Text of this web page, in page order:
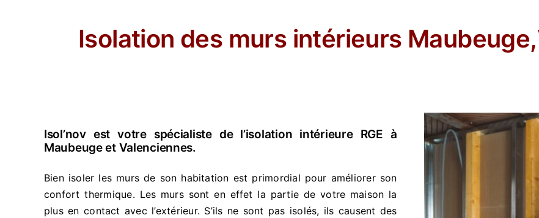
Isolation des murs intérieurs
Isol’nov est votre spécialiste de l’isolation intérieure RGE à
Maubeuge et Valenciennes.
Bien isoler les murs de son habitation est primordial pour améliorer son
confort thermique. Les murs sont en effet la partie de votre maison la
plus en contact avec l’extérieur. S’ils ne sont pas isolés, ils causent des